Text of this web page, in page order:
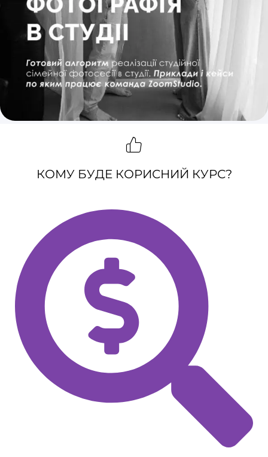
КОМУ БУДЕ КОРИСНИЙ КУРС?